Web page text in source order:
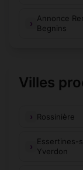
Annonce
Begnins
Villes
Rossinière
Essertines-
Yverdon